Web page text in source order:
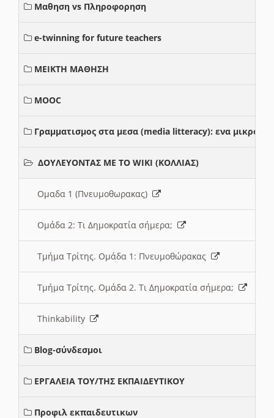
Μαθηση vs Πληροφορηση
e-twinning for future teachers
ΜΕΙΚΤΗ ΜΑΘΗΣΗ
MOOC
Γραμματισμος στα μεσα (media litteracy): ενα μικρο
ΔΟΥΛΕΥΟΝΤΑΣ ΜΕ ΤΟ WIKI (ΚΟΛΛΙΑΣ)
Ομαδα 1 (Πνευμοθωρακας)
Ομάδα 2: Τι Δημοκρατία σήμερα;
Τμήμα Τρίτης. Ομάδα 1: Πνευμοθώρακας
Τμήμα Τρίτης. Ομάδα 2. Τι Δημοκρατία σήμερα;
Thinkability
Blog-σύνδεσμοι
ΕΡΓΑΛΕΙΑ ΤΟΥ/ΤΗΣ ΕΚΠΑΙΔΕΥΤΙΚΟΥ
Προφιλ εκπαιδευτικων